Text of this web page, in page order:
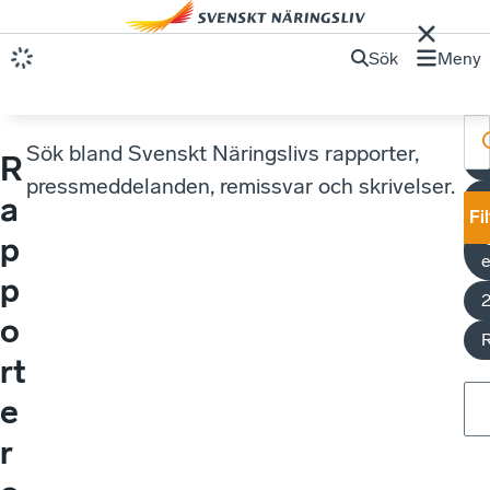
Sök Meny
R
a
p
p
o
rt
e
r
Sök bland Svenskt Näringslivs rapporter,
pressmeddelanden, remissvar och skrivelser.